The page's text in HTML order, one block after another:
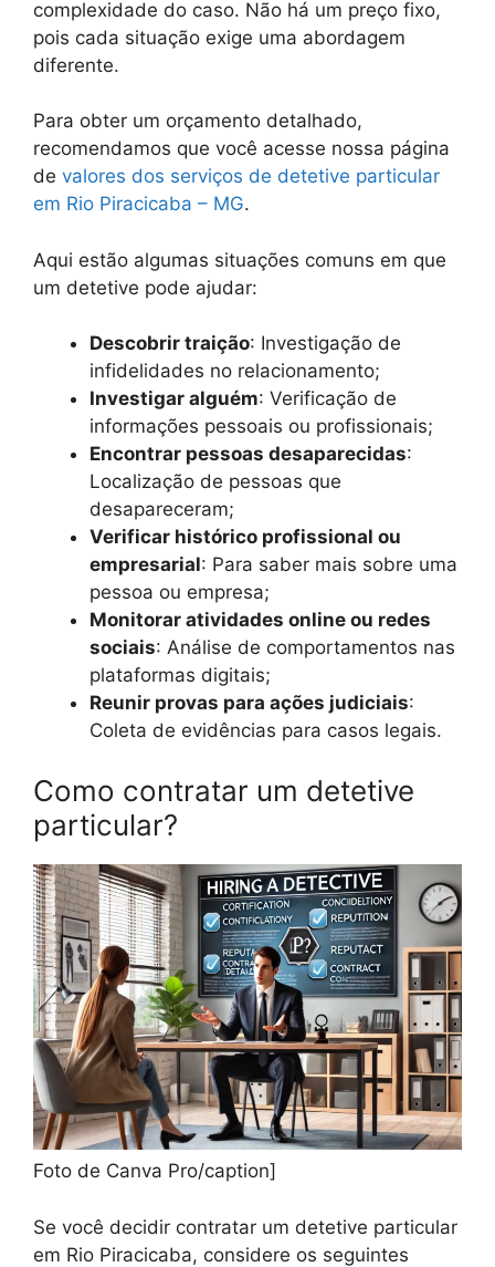
complexidade do caso. Não há um preço fixo,
pois cada situação exige uma abordagem
diferente.
Para obter um orçamento detalhado,
recomendamos que você acesse nossa página
de valores dos serviços de detetive particular
em Rio Piracicaba – MG.
Aqui estão algumas situações comuns em que
um detetive pode ajudar:
Descobrir traição: Investigação de
infidelidades no relacionamento;
Investigar alguém: Verificação de
informações pessoais ou profissionais;
Encontrar pessoas desaparecidas:
Localização de pessoas que
desapareceram;
Verificar histórico profissional ou
empresarial: Para saber mais sobre uma
pessoa ou empresa;
Monitorar atividades online ou redes
sociais: Análise de comportamentos nas
plataformas digitais;
Reunir provas para ações judiciais:
Coleta de evidências para casos legais.
Como contratar um detetive
particular?
Foto de Canva Pro/caption]
Se você decidir contratar um detetive particular
em Rio Piracicaba, considere os seguintes